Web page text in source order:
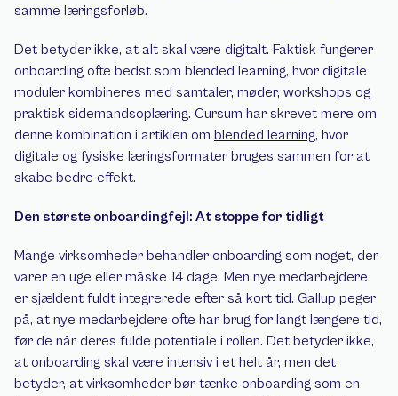
samme læringsforløb.
Det betyder ikke, at alt skal være digitalt. Faktisk fungerer
onboarding ofte bedst som blended learning, hvor digitale
moduler kombineres med samtaler, møder, workshops og
praktisk sidemandsoplæring. Cursum har skrevet mere om
denne kombination i artiklen om blended learning, hvor
digitale og fysiske læringsformater bruges sammen for at
skabe bedre effekt.
Den største onboardingfejl: At stoppe for tidligt
Mange virksomheder behandler onboarding som noget, der
varer en uge eller måske 14 dage. Men nye medarbejdere
er sjældent fuldt integrerede efter så kort tid. Gallup peger
på, at nye medarbejdere ofte har brug for langt længere tid,
før de når deres fulde potentiale i rollen. Det betyder ikke,
at onboarding skal være intensiv i et helt år, men det
betyder, at virksomheder bør tænke onboarding som en